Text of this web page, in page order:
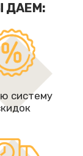
ДАЕМ:
систему